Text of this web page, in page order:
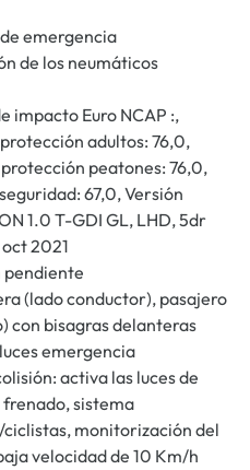
emergencia
de los neumáticos
impacto Euro NCAP :,
adultos: 76,0,
peatones: 76,0,
67,0, Versión
1.0 T-GDI GL, LHD, 5dr
2021
pendiente
(lado conductor), pasajero
con bisagras delanteras
emergencia
activa las luces de
sistema
monitorización del
velocidad de 10 Km/h